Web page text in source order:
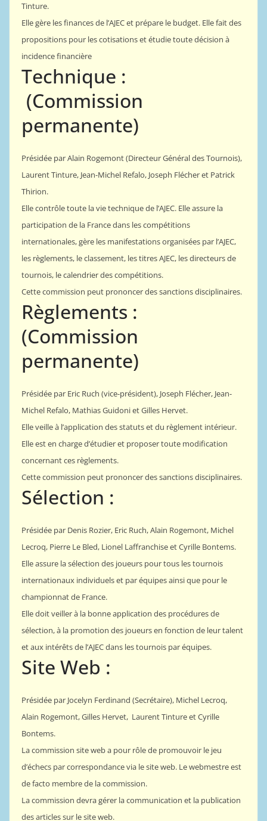
Tinture.
Elle gère les finances de l’AJEC et prépare le budget. Elle fait des
propositions pour les cotisations et étudie toute décision à
incidence financière
Technique :
(Commission
permanente)
Présidée par Alain Rogemont (Directeur Général des Tournois),
Laurent Tinture, Jean-Michel Refalo, Joseph Flécher et Patrick
Thirion.
Elle contrôle toute la vie technique de l’AJEC. Elle assure la
participation de la France dans les compétitions
internationales, gère les manifestations organisées par l’AJEC,
les règlements, le classement, les titres AJEC, les directeurs de
tournois, le calendrier des compétitions.
Cette commission peut prononcer des sanctions disciplinaires.
Règlements :
(Commission
permanente)
Présidée par Eric Ruch (vice-président), Joseph Flécher, Jean-
Michel Refalo, Mathias Guidoni et Gilles Hervet.
Elle veille à l’application des statuts et du règlement intérieur.
Elle est en charge d’étudier et proposer toute modification
concernant ces règlements.
Cette commission peut prononcer des sanctions disciplinaires.
Sélection :
Présidée par Denis Rozier, Eric Ruch, Alain Rogemont, Michel
Lecroq, Pierre Le Bled, Lionel Laffranchise et Cyrille Bontems.
Elle assure la sélection des joueurs pour tous les tournois
internationaux individuels et par équipes ainsi que pour le
championnat de France.
Elle doit veiller à la bonne application des procédures de
sélection, à la promotion des joueurs en fonction de leur talent
et aux intérêts de l’AJEC dans les tournois par équipes.
Site Web :
Présidée par Jocelyn Ferdinand (Secrétaire), Michel Lecroq,
Alain Rogemont, Gilles Hervet, Laurent Tinture et Cyrille
Bontems.
La commission site web a pour rôle de promouvoir le jeu
d’échecs par correspondance via le site web. Le webmestre est
de facto membre de la commission.
La commission devra gérer la communication et la publication
des articles sur le site web.